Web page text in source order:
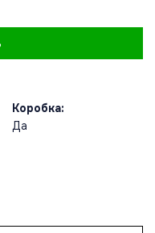
Коробка:
Да